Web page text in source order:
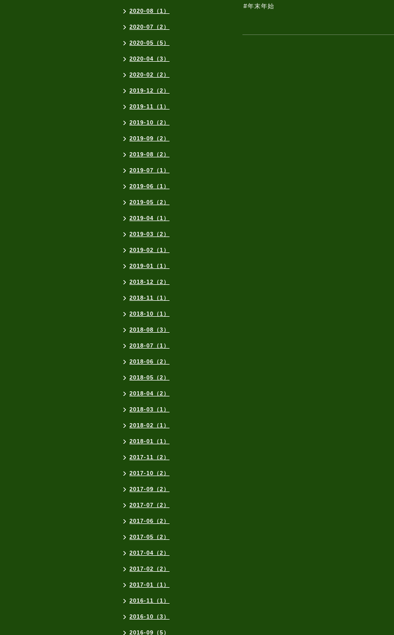
#年末年始
2020-08（1）
2020-07（2）
2020-05（5）
2020-04（3）
2020-02（2）
2019-12（2）
2019-11（1）
2019-10（2）
2019-09（2）
2019-08（2）
2019-07（1）
2019-06（1）
2019-05（2）
2019-04（1）
2019-03（2）
2019-02（1）
2019-01（1）
2018-12（2）
2018-11（1）
2018-10（1）
2018-08（3）
2018-07（1）
2018-06（2）
2018-05（2）
2018-04（2）
2018-03（1）
2018-02（1）
2018-01（1）
2017-11（2）
2017-10（2）
2017-09（2）
2017-07（2）
2017-06（2）
2017-05（2）
2017-04（2）
2017-02（2）
2017-01（1）
2016-11（1）
2016-10（3）
2016-09（5）